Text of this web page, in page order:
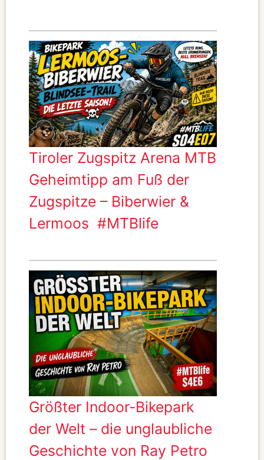
Tiroler Zugspitz Arena MTB
Geheimtipp am Fuß der
Zugspitze – Biberwier &
Lermoos #MTBlife
Größter Indoor-Bikepark
der Welt – die unglaubliche
Geschichte von Ray Petro